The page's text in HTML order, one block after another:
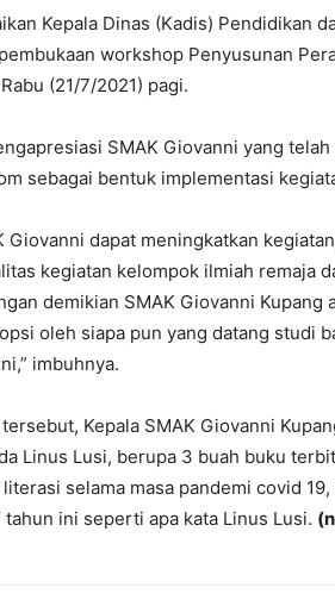
Kepala Dinas (Kadis) Pendidikan
workshop Penyusunan
(21/7/2021) pagi.
SMAK Giovanni yang
sebagai bentuk implementasi
Giovanni dapat meningkatkan
kegiatan kelompok ilmiah remaja
demikian SMAK Giovanni
oleh siapa pun yang datang studi
imbuhnya.
Kepala SMAK Giovanni
Linus Lusi, berupa 3 buah buku
selama masa pandemi covid
ini seperti apa kata Linus Lusi.